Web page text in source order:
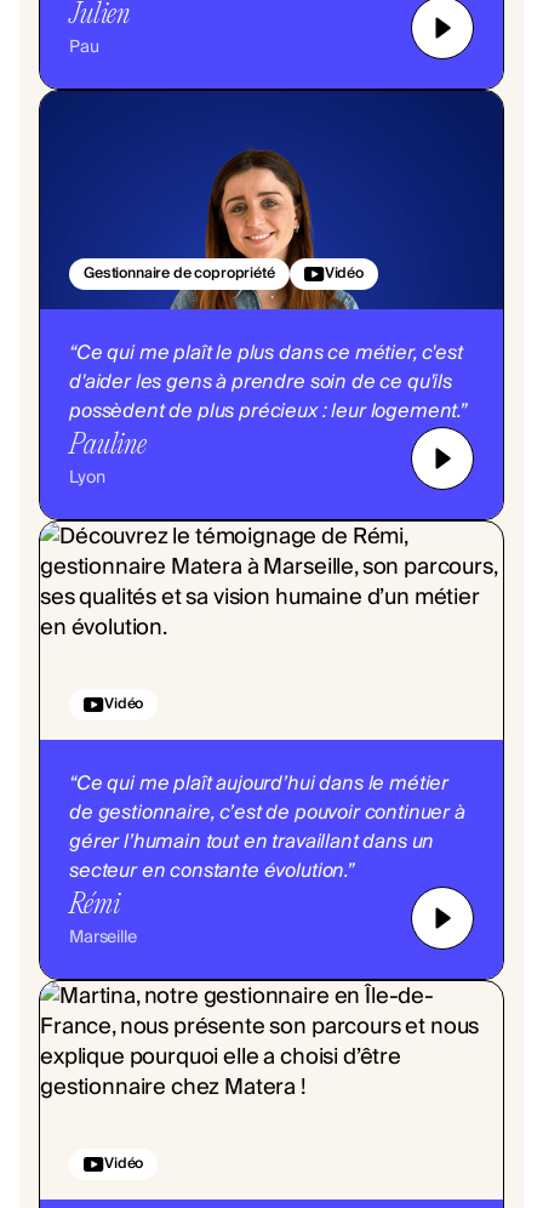
Julien
Pau
Gestionnaire de copropriété Vidéo
“Ce qui me plaît le plus dans ce métier, c'est
d'aider les gens à prendre soin de ce qu'ils
possèdent de plus précieux : leur logement.”
Pauline
Lyon
Vidéo
“Ce qui me plaît aujourd’hui dans le métier
de gestionnaire, c’est de pouvoir continuer à
gérer l’humain tout en travaillant dans un
secteur en constante évolution.”
Rémi
Marseille
Vidéo